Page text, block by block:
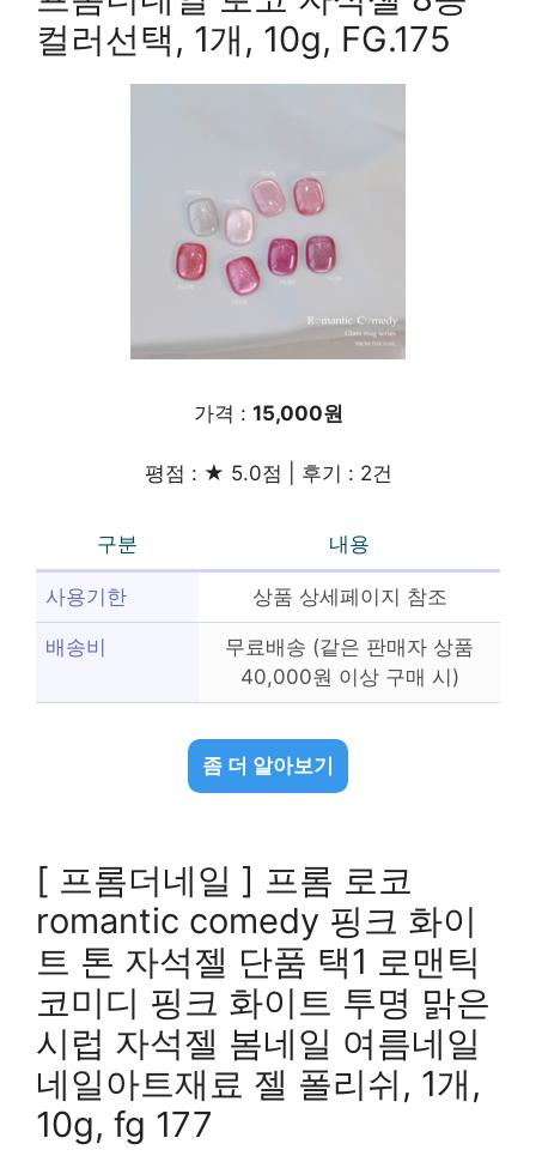
컬러선택, 1개, 10g, FG.175
가격 : 15,000원
평점 : ★ 5.0점 | 후기 : 2건
구분 내용
사용기한 상품 상세페이지 참조
배송비
무료배송 (같은 판매자 상품
40,000원 이상 구매 시)
좀 더 알아보기
[ 프롬더네일 ] 프롬 로코
romantic comedy 핑크 화이
트 톤 자석젤 단품 택1 로맨틱
코미디 핑크 화이트 투명 맑은
시럽 자석젤 봄네일 여름네일
네일아트재료 젤 폴리쉬, 1개,
10g, fg 177